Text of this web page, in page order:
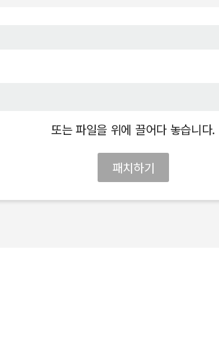
또는 파일을 위에 끌어다 놓습니다.
패치하기